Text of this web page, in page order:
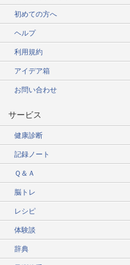
初めての方へ
ヘルプ
利用規約
アイデア箱
お問い合わせ
サービス
健康診断
記録ノート
Ｑ＆Ａ
脳トレ
レシピ
体験談
辞典